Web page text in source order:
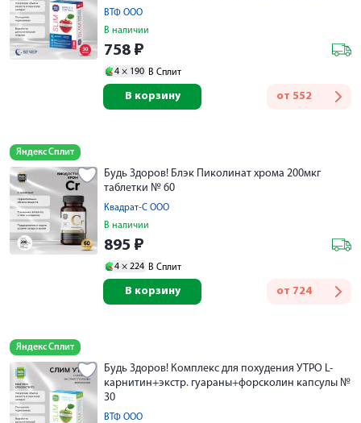
ВТФ ООО
В наличии
758 ₽
4 × 190 В Сплит
от 552
В корзину
Яндекс Сплит
Будь Здоров! Блэк Пиколинат хрома 200мкг
таблетки № 60
Квадрат-С ООО
В наличии
895 ₽
4 × 224 В Сплит
от 724
В корзину
Яндекс Сплит
Будь Здоров! Комплекс для похудения УТРО L-
карнитин+экстр. гуараны+форсколин капсулы №
30
ВТФ ООО